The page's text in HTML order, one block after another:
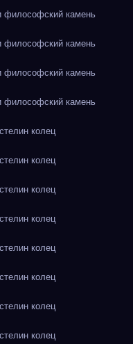
философский камень
философский камень
философский камень
философский камень
колец
колец
колец
колец
колец
колец
колец
колец